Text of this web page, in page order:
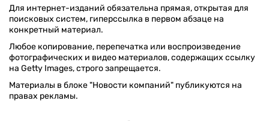
Для интернет-изданий обязательна прямая, открытая для
поисковых систем, гиперссылка в первом абзаце на
конкретный материал.
Любое копирование, перепечатка или воспроизведение
фотографических и видео материалов, содержащих ссылку
на Getty Images, строго запрещается.
Материалы в блоке "Новости компаний" публикуются на
правах рекламы.